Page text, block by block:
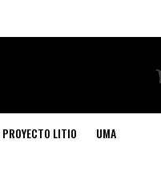
PROYECTO LITIO UMA